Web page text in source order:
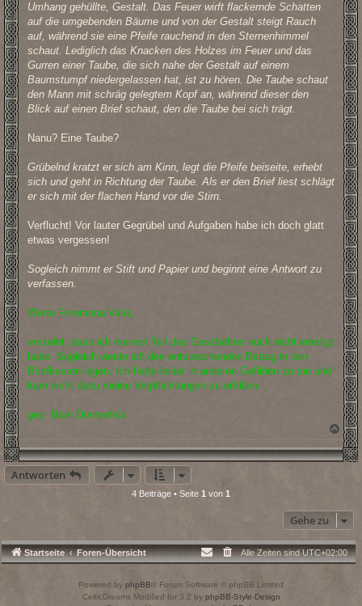
a
g
Umhang gehüllte, Gestalt. Das Feuer wirft flackernde Schatten
auf die umgebenden Bäume und von der Gestalt steigt Rauch
auf, während sie eine Pfeife rauchend in den Sternenhimmel
schaut. Lediglich das Knacken des Holzes im Feuer und das
Gurren einer Taube, die sich nahe der Gestalt auf einem
Baumstumpf niedergelassen hat, ist zu hören. Die Taube schaut
den Mann mit schräg gelegtem Kopf an, während dieser den
Blick auf einen Brief schaut, den die Taube bei sich trägt.
Nanu? Eine Taube?
Grübelnd kratzt er sich am Kinn, legt die Pfeife beiseite, erhebt
sich und geht in Richtung der Taube. Als er den Brief liest schlägt
er sich mit der flachen Hand vor die Stirn.
Verflucht! Vor lauter Gegrübel und Aufgaben habe ich doch glatt
etwas vergessen!
Sogleich nimmt er Stift und Papier und beginnt eine Antwort zu
verfassen.
Werte Feromona Varis,
verzeiht, dass ich meinen Teil des Geschäftes noch nicht erledigt
habe. Sogleich werde ich den entsprechenden Betrag in den
Briefkasten legen. Ich hatte leider in anderen Gefilden zu tun und
kam nicht dazu meine Verpflichtungen zu erfüllen.
gez. Born Donnerfels
N
a
c
h
Antworten
4 Beiträge • Seite 1 von 1
Gehe zu
Startseite Foren-Übersicht Alle Zeiten sindUTC+02:00
Powered by phpBB® Forum Software © phpBB Limited
CelticDreams Modified for 3.2 by phpBB-Style-Design